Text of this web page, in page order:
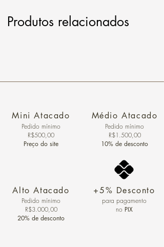
Produtos relacionados
Mini Atacado
Pedido ​mínimo
R$500,00
Preço do site
Alto Atacado
Pedido mínimo
R$3.000,00
20% de desconto
Médio Atacado
Pedido mínimo
R$1.500,00
10% de desconto
+5% Desconto
para pagamento
no PIX